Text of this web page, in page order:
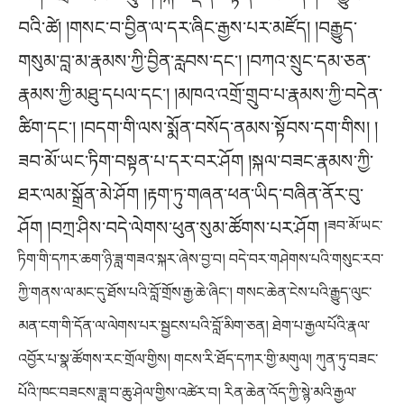
བའི་ཚེ། །གསང་བ་བྱིན་ལ་དར་ཞིང་རྒྱས་པར་མཛོད། །བརྒྱུད་
གསུམ་བླ་མ་རྣམས་ཀྱི་བྱིན་རླབས་དང༌། །བཀའ་སྲུང་དམ་ཅན་
རྣམས་ཀྱི་མཐུ་དཔལ་དང༌། །མཁའ་འགྲོ་གྲུབ་པ་རྣམས་ཀྱི་བདེན་
ཚིག་དང༌། །བདག་གི་ལས་སྨོན་བསོད་ནམས་སྟོབས་དག་གིས། །
ཟབ་མོ་ཡང་ཏིག་བསྟན་པ་དར་བར་ཤོག །སྐལ་བཟང་རྣམས་ཀྱི་
ཐར་ལམ་སྒྲོན་མེ་ཤོག །རྟག་ཏུ་གཞན་ཕན་ཡིད་བཞིན་ནོར་བུ་
ཤོག །བཀྲ་ཤིས་བདེ་ལེགས་ཕུན་སུམ་ཚོགས་པར་ཤོག །ཟབ་མོ་ཡང་
ཏིག་གི་དཀར་ཆག་ཉི་ཟླ་གཟའ་སྐར་ཞེས་བྱ་བ། བདེ་བར་གཤེགས་པའི་གསུང་རབ་
ཀྱི་གནས་ལ་མང་དུ་ཐོས་པའི་བློ་གྲོས་རྒྱ་ཆེ་ཞིང༌། གསང་ཆེན་ངེས་པའི་རྒྱུད་ལུང་
མན་ངག་གི་དོན་ལ་ལེགས་པར་སྦྱངས་པའི་བློ་མིག་ཅན། ཐེག་པ་རྒྱལ་པོའི་རྣལ་
འབྱོར་པ་སྣ་ཚོགས་རང་གྲོལ་གྱིས། གངས་རི་ཐོད་དཀར་གྱི་མགུལ། ཀུན་ཏུ་བཟང་
པོའི་ཁང་བཟངས་ཟླ་བ་ཆུ་ཤེལ་གྱིས་འཚེར་བ། རིན་ཆེན་འོད་ཀྱི་སྙེ་མའི་རྒྱལ་